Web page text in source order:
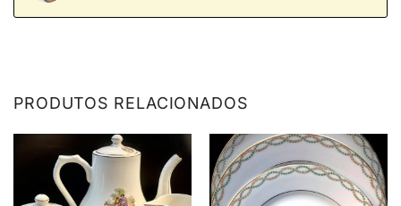
PRODUTOS RELACIONADOS